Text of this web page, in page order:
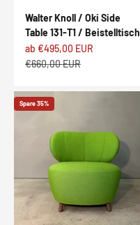
Walter Knoll / Oki Side
Table 131-T1 / Beistelltisch
Angebot
ab €495,00 EUR
Regulärer Preis
€660,00 EUR
Spare 35%